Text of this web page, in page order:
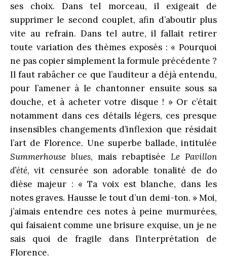
ses choix. Dans tel morceau, il exigeait de
supprimer le second couplet, afin d’aboutir plus
vite au refrain. Dans tel autre, il fallait retirer
toute variation des thèmes exposés : « Pourquoi
ne pas copier simplement la formule précédente ?
Il faut rabâcher ce que l’auditeur a déjà entendu,
pour l’amener à le chantonner ensuite sous sa
douche, et à acheter votre disque ! » Or c’était
notamment dans ces détails légers, ces presque
insensibles changements d’inflexion que résidait
l’art de Florence. Une superbe ballade, intitulée
Summerhouse blues, mais rebaptisée Le Pavillon
d’été, vit censurée son adorable tonalité de do
dièse majeur : « Ta voix est blanche, dans les
notes graves. Hausse le tout d’un demi-ton. » Moi,
j’aimais entendre ces notes à peine murmurées,
qui faisaient comme une brisure exquise, un je ne
sais quoi de fragile dans l’interprétation de
Florence.